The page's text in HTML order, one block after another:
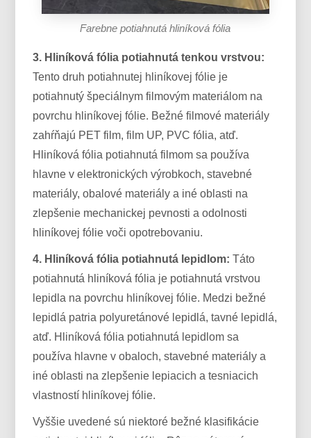
Farebne potiahnutá hliníková fólia
3. Hliníková fólia potiahnutá tenkou vrstvou:
Tento druh potiahnutej hliníkovej fólie je
potiahnutý špeciálnym filmovým materiálom na
povrchu hliníkovej fólie. Bežné filmové materiály
zahŕňajú PET film, film UP, PVC fólia, atď.
Hliníková fólia potiahnutá filmom sa používa
hlavne v elektronických výrobkoch, stavebné
materiály, obalové materiály a iné oblasti na
zlepšenie mechanickej pevnosti a odolnosti
hliníkovej fólie voči opotrebovaniu.
4. Hliníková fólia potiahnutá lepidlom: Táto
potiahnutá hliníková fólia je potiahnutá vrstvou
lepidla na povrchu hliníkovej fólie. Medzi bežné
lepidlá patria polyuretánové lepidlá, tavné lepidlá,
atď. Hliníková fólia potiahnutá lepidlom sa
používa hlavne v obaloch, stavebné materiály a
iné oblasti na zlepšenie lepiacich a tesniacich
vlastností hliníkovej fólie.
Vyššie uvedené sú niektoré bežné klasifikácie